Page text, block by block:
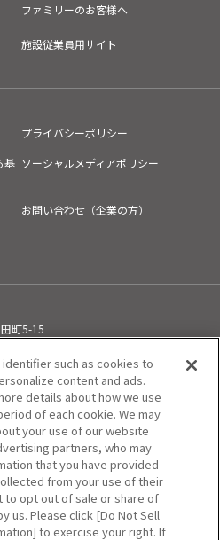
ファミリーのお客様へ
施設従業員用サイト
プライバシーポリシー
基 ソーシャルメディアポリシー
お問い合わせ（企業の方）
町5-15
such as cookies to
content and ads.
details about how we use
of each cookie. We may
your use of our website
partners, who may
that you have provided
from your use of their
to opt out of sale or share of
us. Please click [Do Not Sell
to exercise your right. If